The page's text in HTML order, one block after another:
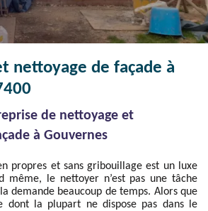
nettoyage de façade à
de nettoyage et
à Gouvernes
propres et sans gribouillage est un luxe
même, le nettoyer n’est pas une tâche
demande beaucoup de temps. Alors que
dont la plupart ne dispose pas dans le